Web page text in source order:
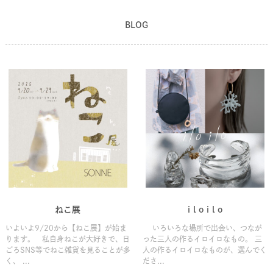
BLOG
ねこ展
いよいよ9/20から【ねこ展】が始ま
ります。 私自身ねこが大好きで、日
ごろSNS等でねこ雑貨を見ることが多
く、 ...
i l o i l o
いろいろな場所で出会い、つなが
った三人の作るイロイロなもの。 三
人の作るイロイロなものが、選んでく
ださ...